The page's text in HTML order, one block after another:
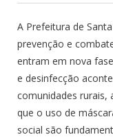
A Prefeitura de
prevenção e
entram em nova
e desinfecção
comunidades rurais,
que o uso de
social são